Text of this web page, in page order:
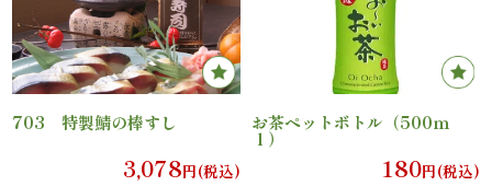
一
品・
703 特製鯖の棒すし
3,078円(税込)
お茶ペットボトル（500ｍ
ｌ）
180円(税込)